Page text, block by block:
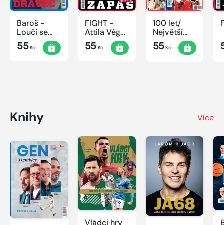
Baroš -
Loučí se
dravec
55Kč
FIGHT -
Attila Végh
vs. Karlos
Vémola
55Kč
100 let/
Největší
okamžiky
českého
55Kč
Knihy Více
Vládci hry